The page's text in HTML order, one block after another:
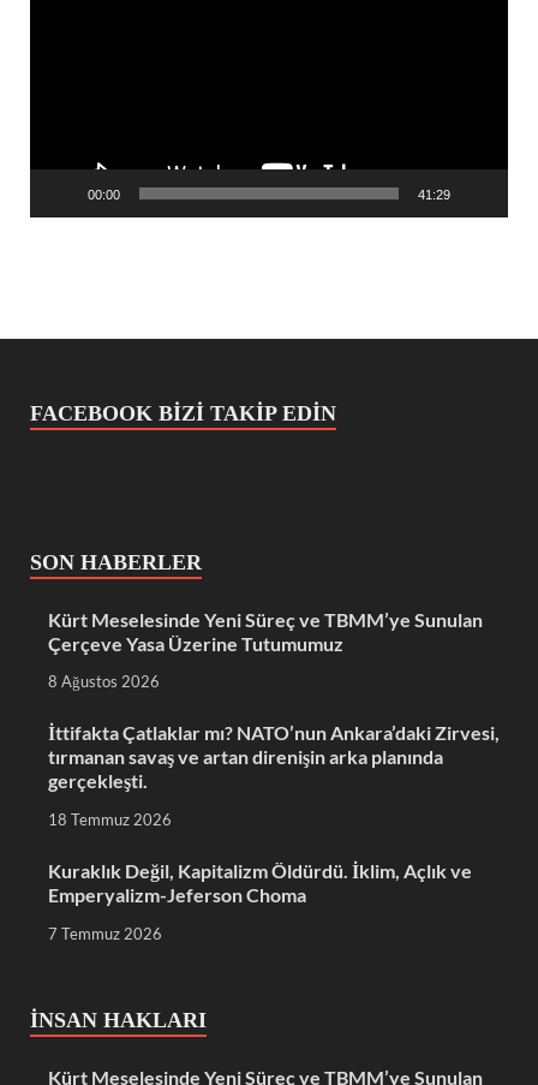
00:00 41:29
FACEBOOK BIZI TAKIP EDIN
SON HABERLER
Kürt Meselesinde Yeni Süreç ve TBMM’ye Sunulan
Çerçeve Yasa Üzerine Tutumumuz
8 Ağustos 2026
İttifakta Çatlaklar mı? NATO’nun Ankara’daki Zirvesi,
tırmanan savaş ve artan direnişin arka planında
gerçekleşti.
18 Temmuz 2026
Kuraklık Değil, Kapitalizm Öldürdü. İklim, Açlık ve
Emperyalizm-Jeferson Choma
7 Temmuz 2026
İNSAN HAKLARI
Kürt Meselesinde Yeni Süreç ve TBMM’ye Sunulan